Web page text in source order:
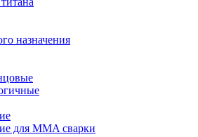
назначения
для MMA сварки